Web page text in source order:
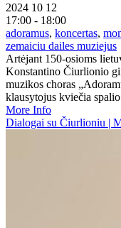
2024 10 12
17:00 - 18:00
adoramus, koncertas,
zemaiciu dailes muziejus
Artėjant 150-osioms
Konstantino Čiurlionio
muzikos choras
klausytojus kviečia
More Info
Dialogai su Čiurlioniu |